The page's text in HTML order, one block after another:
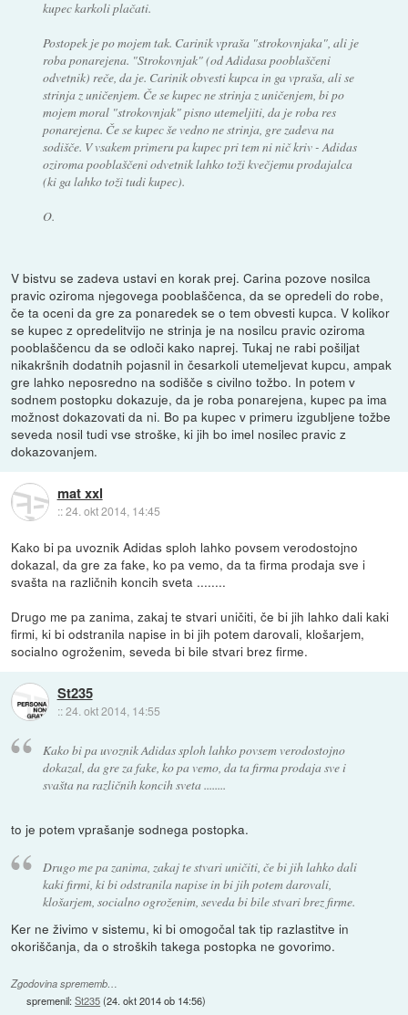
kupec karkoli plačati.
Postopek je po mojem tak. Carinik vpraša "strokovnjaka", ali je
roba ponarejena. "Strokovnjak" (od Adidasa pooblaščeni
odvetnik) reče, da je. Carinik obvesti kupca in ga vpraša, ali se
strinja z uničenjem. Če se kupec ne strinja z uničenjem, bi po
mojem moral "strokovnjak" pisno utemeljiti, da je roba res
ponarejena. Če se kupec še vedno ne strinja, gre zadeva na
sodišče. V vsakem primeru pa kupec pri tem ni nič kriv - Adidas
oziroma pooblaščeni odvetnik lahko toži kvečjemu prodajalca
(ki ga lahko toži tudi kupec).
O.
V bistvu se zadeva ustavi en korak prej. Carina pozove nosilca
pravic oziroma njegovega pooblaščenca, da se opredeli do robe,
če ta oceni da gre za ponaredek se o tem obvesti kupca. V kolikor
se kupec z opredelitvijo ne strinja je na nosilcu pravic oziroma
pooblaščencu da se odloči kako naprej. Tukaj ne rabi pošiljat
nikakršnih dodatnih pojasnil in česarkoli utemeljevat kupcu, ampak
gre lahko neposredno na sodišče s civilno tožbo. In potem v
sodnem postopku dokazuje, da je roba ponarejena, kupec pa ima
možnost dokazovati da ni. Bo pa kupec v primeru izgubljene tožbe
seveda nosil tudi vse stroške, ki jih bo imel nosilec pravic z
dokazovanjem.
mat xxl
::24. okt 2014, 14:45
Kako bi pa uvoznik Adidas sploh lahko povsem verodostojno
dokazal, da gre za fake, ko pa vemo, da ta firma prodaja sve i
svašta na različnih koncih sveta ........
Drugo me pa zanima, zakaj te stvari uničiti, če bi jih lahko dali kaki
firmi, ki bi odstranila napise in bi jih potem darovali, klošarjem,
socialno ogroženim, seveda bi bile stvari brez firme.
St235
::24. okt 2014, 14:55
Kako bi pa uvoznik Adidas sploh lahko povsem verodostojno
dokazal, da gre za fake, ko pa vemo, da ta firma prodaja sve i
svašta na različnih koncih sveta ........
to je potem vprašanje sodnega postopka.
Drugo me pa zanima, zakaj te stvari uničiti, če bi jih lahko dali
kaki firmi, ki bi odstranila napise in bi jih potem darovali,
klošarjem, socialno ogroženim, seveda bi bile stvari brez firme.
Ker ne živimo v sistemu, ki bi omogočal tak tip razlastitve in
okoriščanja, da o stroških takega postopka ne govorimo.
Zgodovina sprememb…
spremenil:St235(24. okt 2014 ob 14:56)